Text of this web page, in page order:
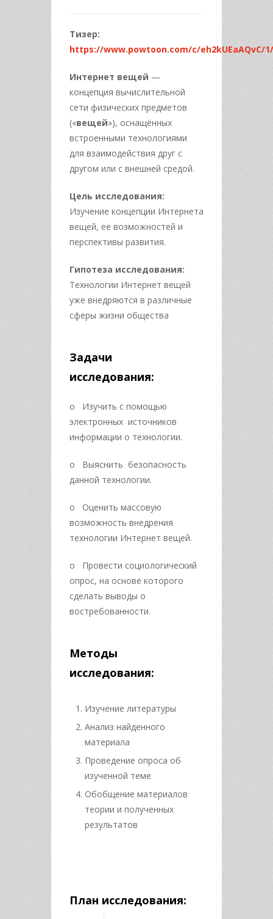
Тизер:
https://www.powtoon.com/c/eh2kUEaAQvC/
Интернет вещей —
концепция вычислительной
сети физических предметов
(«вещей»), оснащённых
встроенными технологиями
для взаимодействия друг с
другом или с внешней средой.
Цель исследования:
Изучение концепции Интернета
вещей, ее возможностей и
перспективы развития.
Гипотеза исследования:
Технологии Интернет вещей
уже внедряются в различные
сферы жизни общества
Задачи
исследования:
o Изучить с помощью
электронных источников
информации о технологии.
o Выяснить безопасность
данной технологии.
o Оценить массовую
возможность внедрения
технологии Интернет вещей.
o Провести социологический
опрос, на основе которого
сделать выводы о
востребованности.
Методы
исследования:
Изучение литературы
Анализ найденного
материала
Проведение опроса об
изученной теме
Обобщение материалов
теории и полученных
результатов
План исследования: